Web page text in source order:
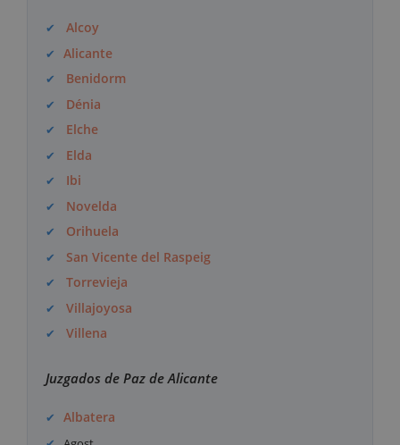
Alcoy
Alicante
Benidorm
Dénia
Elche
Elda
Ibi
Novelda
Orihuela
San Vicente del Raspeig
Torrevieja
Villajoyosa
Villena
Juzgados de Paz de Alicante
Albatera